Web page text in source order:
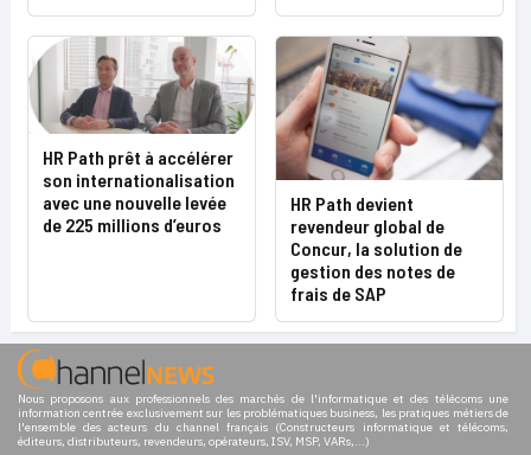
HR Path prêt à accélérer
son internationalisation
avec une nouvelle levée
de 225 millions d’euros
HR Path devient
revendeur global de
Concur, la solution de
gestion des notes de
frais de SAP
Nous proposons aux professionnels des marchés de l'informatique et des télécoms une
information centrée exclusivement sur les problématiques business, les pratiques métiers de
l'ensemble des acteurs du channel français (Constructeurs informatique et télécoms,
éditeurs, distributeurs, revendeurs, opérateurs, ISV, MSP, VARs,...)